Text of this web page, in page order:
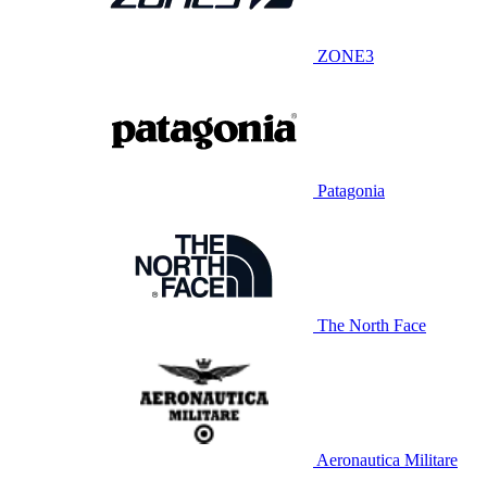
ZONE3
Patagonia
The North Face
Aeronautica Militare